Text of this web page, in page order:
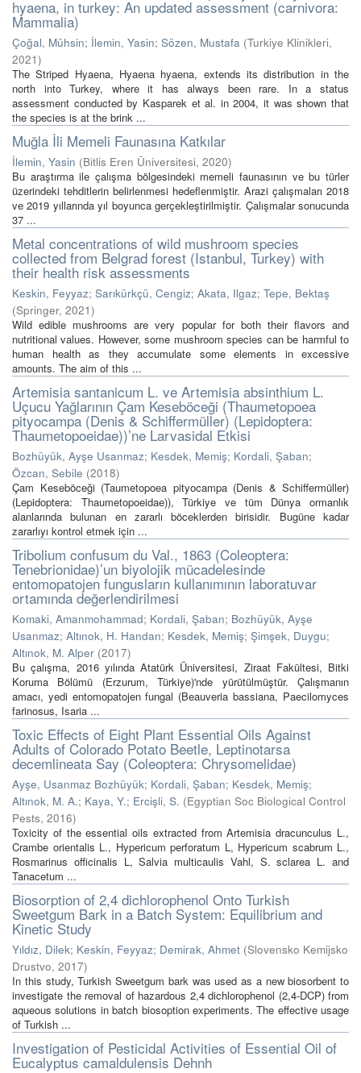
hyaena, in turkey: An updated assessment (carnivora:
Mammalia)
Çoğal, Mühsin; İlemin, Yasin; Sözen, Mustafa (Turkiye Klinikleri,
2021)
The Striped Hyaena, Hyaena hyaena, extends its distribution in the
north into Turkey, where it has always been rare. In a status
assessment conducted by Kasparek et al. in 2004, it was shown that
the species is at the brink ...
Muğla İli Memeli Faunasına Katkılar
İlemin, Yasin (Bitlis Eren Üniversitesi, 2020)
Bu araştırma ile çalışma bölgesindeki memeli faunasının ve bu türler
üzerindeki tehditlerin belirlenmesi hedeflenmiştir. Arazi çalışmaları 2018
ve 2019 yıllarında yıl boyunca gerçekleştirilmiştir. Çalışmalar sonucunda
37 ...
Metal concentrations of wild mushroom species
collected from Belgrad forest (Istanbul, Turkey) with
their health risk assessments
Keskin, Feyyaz; Sarıkürkçü, Cengiz; Akata, Ilgaz; Tepe, Bektaş
(Springer, 2021)
Wild edible mushrooms are very popular for both their flavors and
nutritional values. However, some mushroom species can be harmful to
human health as they accumulate some elements in excessive
amounts. The aim of this ...
Artemisia santanicum L. ve Artemisia absinthium L.
Uçucu Yağlarının Çam Keseböceği (Thaumetopoea
pityocampa (Denis & Schiffermüller) (Lepidoptera:
Thaumetopoeidae))’ne Larvasidal Etkisi
Bozhüyük, Ayşe Usanmaz; Kesdek, Memiş; Kordali, Şaban;
Özcan, Sebile (2018)
Çam Keseböceği (Taumetopoea pityocampa (Denis & Schiffermüller)
(Lepidoptera: Thaumetopoeidae)), Türkiye ve tüm Dünya ormanlık
alanlarında bulunan en zararlı böceklerden birisidir. Bugüne kadar
zararlıyı kontrol etmek için ...
Tribolium confusum du Val., 1863 (Coleoptera:
Tenebrionidae)’un biyolojik mücadelesinde
entomopatojen fungusların kullanımının laboratuvar
ortamında değerlendirilmesi
Komaki, Amanmohammad; Kordali, Şaban; Bozhüyük, Ayşe
Usanmaz; Altınok, H. Handan; Kesdek, Memiş; Şimşek, Duygu;
Altınok, M. Alper (2017)
Bu çalışma, 2016 yılında Atatürk Üniversitesi, Ziraat Fakültesi, Bitki
Koruma Bölümü (Erzurum, Türkiye)'nde yürütülmüştür. Çalışmanın
amacı, yedi entomopatojen fungal (Beauveria bassiana, Paecilomyces
farinosus, Isaria ...
Toxic Effects of Eight Plant Essential Oils Against
Adults of Colorado Potato Beetle, Leptinotarsa
decemlineata Say (Coleoptera: Chrysomelidae)
Ayşe, Usanmaz Bozhüyük; Kordali, Şaban; Kesdek, Memiş;
Altınok, M. A.; Kaya, Y.; Ercişli, S. (Egyptian Soc Biological Control
Pests, 2016)
Toxicity of the essential oils extracted from Artemisia dracunculus L.,
Crambe orientalis L., Hypericum perforatum L, Hypericum scabrum L.,
Rosmarinus officinalis L, Salvia multicaulis Vahl, S. sclarea L. and
Tanacetum ...
Biosorption of 2,4 dichlorophenol Onto Turkish
Sweetgum Bark in a Batch System: Equilibrium and
Kinetic Study
Yıldız, Dilek; Keskin, Feyyaz; Demirak, Ahmet (Slovensko Kemijsko
Drustvo, 2017)
In this study, Turkish Sweetgum bark was used as a new biosorbent to
investigate the removal of hazardous 2,4 dichlorophenol (2,4-DCP) from
aqueous solutions in batch biosoption experiments. The effective usage
of Turkish ...
Investigation of Pesticidal Activities of Essential Oil of
Eucalyptus camaldulensis Dehnh